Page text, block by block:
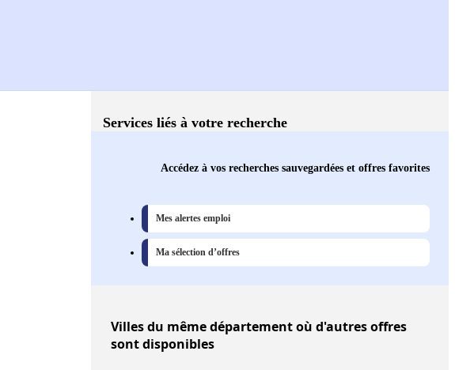
Services liés à votre recherche
Accédez à vos recherches sauvegardées et offres favorites
Mes alertes emploi
Ma sélection d’offres
Villesdu même département où d'autres offres
sont disponibles